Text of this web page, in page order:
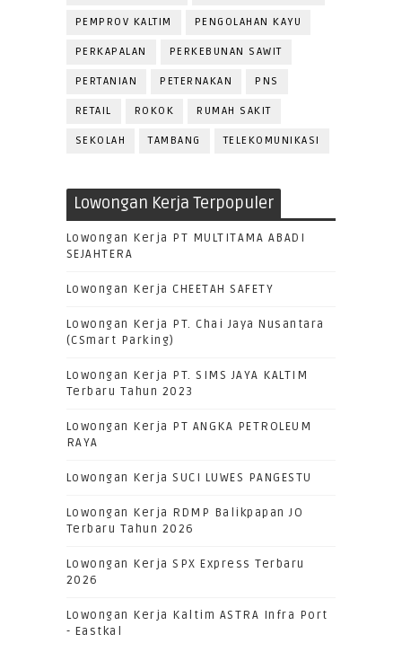
PEMPROV KALTIM PENGOLAHAN KAYU
PERKAPALAN PERKEBUNAN SAWIT
PERTANIAN PETERNAKAN PNS
RETAIL ROKOK RUMAH SAKIT
SEKOLAH TAMBANG TELEKOMUNIKASI
Lowongan Kerja Terpopuler
Lowongan Kerja PT MULTITAMA ABADI
SEJAHTERA
Lowongan Kerja CHEETAH SAFETY
Lowongan Kerja PT. Chai Jaya Nusantara
(CSmart Parking)
Lowongan Kerja PT. SIMS JAYA KALTIM
Terbaru Tahun 2023
Lowongan Kerja PT ANGKA PETROLEUM
RAYA
Lowongan Kerja SUCI LUWES PANGESTU
Lowongan Kerja RDMP Balikpapan JO
Terbaru Tahun 2026
Lowongan Kerja SPX Express Terbaru
2026
Lowongan Kerja Kaltim ASTRA Infra Port
- Eastkal